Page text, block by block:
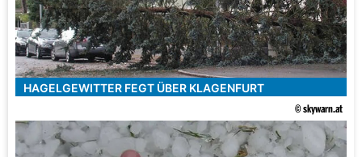
HAGELGEWITTER FEGT ÜBER KLAGENFURT
© skywarn.at